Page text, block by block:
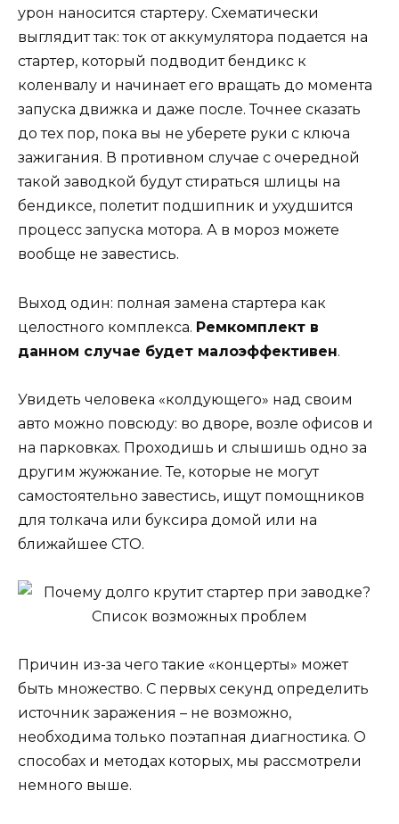
урон наносится стартеру. Схематически
выглядит так: ток от аккумулятора подается на
стартер, который подводит бендикс к
коленвалу и начинает его вращать до момента
запуска движка и даже после. Точнее сказать
до тех пор, пока вы не уберете руки с ключа
зажигания. В противном случае с очередной
такой заводкой будут стираться шлицы на
бендиксе, полетит подшипник и ухудшится
процесс запуска мотора. А в мороз можете
вообще не завестись.
Выход один: полная замена стартера как
целостного комплекса. Ремкомплект в
данном случае будет малоэффективен.
Увидеть человека «колдующего» над своим
авто можно повсюду: во дворе, возле офисов и
на парковках. Проходишь и слышишь одно за
другим жужжание. Те, которые не могут
самостоятельно завестись, ищут помощников
для толкача или буксира домой или на
ближайшее СТО.
Причин из-за чего такие «концерты» может
быть множество. С первых секунд определить
источник заражения – не возможно,
необходима только поэтапная диагностика. О
способах и методах которых, мы рассмотрели
немного выше.